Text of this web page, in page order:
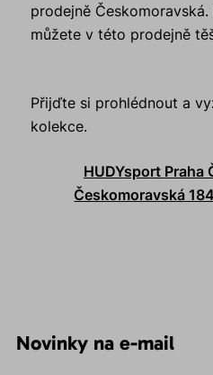
prodejně
můžete v této prodejně
Přijďte si prohlédnout a
kolekce.
HUDYsport Praha
Českomoravská
Novinky na e-mail